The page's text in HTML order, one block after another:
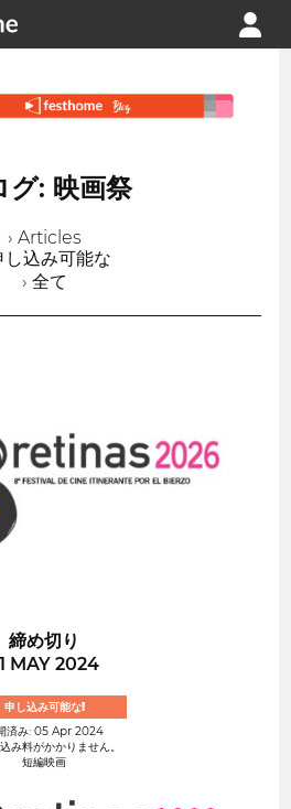
グ: 映画祭
› Articles
し込み可能な
› 全て
締め切り
MAY 2024
申し込み可能な!
済み: 05 Apr 2024
み料がかかりません。
短編映画